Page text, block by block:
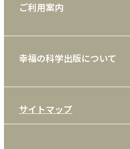
雑誌
CD
DVD・ブルーレイ
ご利用案内
利用規約
特定商取引法
プライバシーポリシー
幸福の科学出版について
メディア・ライブラリー
サイトマップ